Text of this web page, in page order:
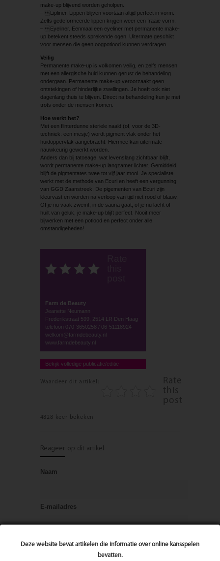
Deze website bevat artikelen die informatie over online kansspelen
bevatten.
make-up blijvend worden geholpen.
– Lipliner. Lippen blijven voortaan altijd perfect in vorm.
Zelfs gedeformeerde lippen krijgen weer een fraaie vorm.
– Eyeliner. Eenmaal een eyeliner met permanente make-
up betekent steeds sprekende ogen. Uitermate geschikt
voor mensen die geen oogpotlood kunnen verdragen.
Veilig
Permanente make-up is volkomen veilig, en zelfs mensen
met een allergische huid kunnen gerust de behandeling
ondergaan. Permanente make-up veroorzaakt geen
ontstekingen of hinderlijke zwellingen. Je hoeft ook niet
dagenlang thuis te blijven. Direct na behandeling kun je met
trots onder de mensen komen.
Hoe werkt het?
Met een flinterdunne steriele naald (of, voor de 3D-
techniek: een mesje) wordt pigment vlak onder het
huidoppervlak aangebracht. Hiermee kan uitermate
nauwkeurig gewerkt worden.
Anders dan bij tatoeage, wat levenslang zichtbaar blijft,
wordt permanente make-up langzamer lichter. Gemiddeld
blijft de pigmentates twee tot vijf jaar mooi. Je specialiste
werkt met de methode van Ecuri en heeft een vergunning
van GGD Zaanstreek. De pigementen van Ecuri zijn
kleurvast en worden na verloop van tijd niet rood of blauw.
Of je nu vaak zwemt, in de sauna gaat, of je nu lacht of
huilt van geluk, je make-up blijft perfect. Nooit meer
bijwerken met een potlood en perfect onder alle
omstandigeheden!
Farm de Beauty
Jeanette Neumann
Frederikstraat 599, 2514 LR Den Haag
telefoon 070-3650258 / 06-51118924
welkom@farmdebeauty.nl
www.farmdebeauty.nl
Bekijk volledige publicatie/editie
Waardeer dit artikel:
Rate
this
post
4828 keer bekeken
Reageer op dit artikel
Naam
E-mailadres
Bericht